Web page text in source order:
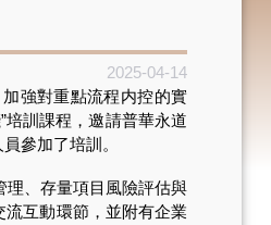
2025-04-14
強對重點流程内控的實
培訓課程，邀請普華永道
參加了培訓。
、存量項目風險評估與
互動環節，並附有企業